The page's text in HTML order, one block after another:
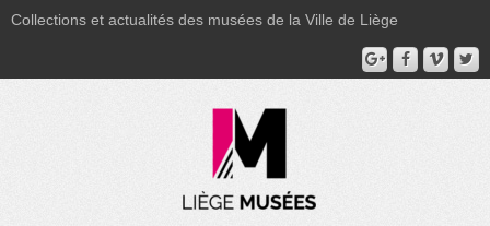
Collections et actualités des musées de la Ville de Liège